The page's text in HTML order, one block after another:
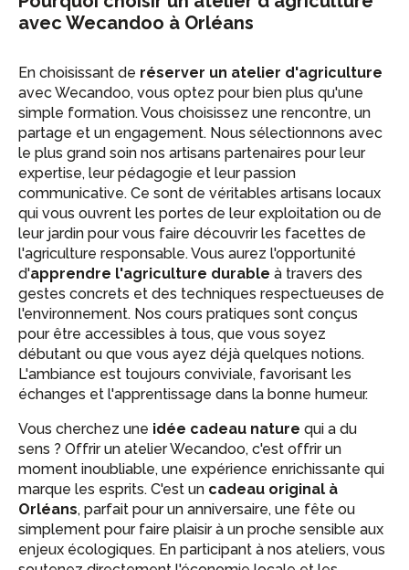
avec Wecandoo à Orléans
En choisissant de réserver un atelier d'agriculture
avec Wecandoo, vous optez pour bien plus qu'une
simple formation. Vous choisissez une rencontre, un
partage et un engagement. Nous sélectionnons avec
le plus grand soin nos artisans partenaires pour leur
expertise, leur pédagogie et leur passion
communicative. Ce sont de véritables artisans locaux
qui vous ouvrent les portes de leur exploitation ou de
leur jardin pour vous faire découvrir les facettes de
l'agriculture responsable. Vous aurez l'opportunité
d'apprendre l'agriculture durable à travers des
gestes concrets et des techniques respectueuses de
l'environnement. Nos cours pratiques sont conçus
pour être accessibles à tous, que vous soyez
débutant ou que vous ayez déjà quelques notions.
L'ambiance est toujours conviviale, favorisant les
échanges et l'apprentissage dans la bonne humeur.
Vous cherchez une idée cadeau nature qui a du
sens ? Offrir un atelier Wecandoo, c'est offrir un
moment inoubliable, une expérience enrichissante qui
marque les esprits. C'est un cadeau original à
Orléans, parfait pour un anniversaire, une fête ou
simplement pour faire plaisir à un proche sensible aux
enjeux écologiques. En participant à nos ateliers, vous